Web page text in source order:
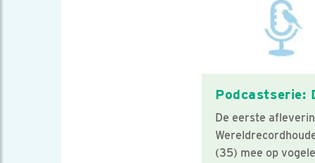
Podcastserie:
De eerste
(35) mee op